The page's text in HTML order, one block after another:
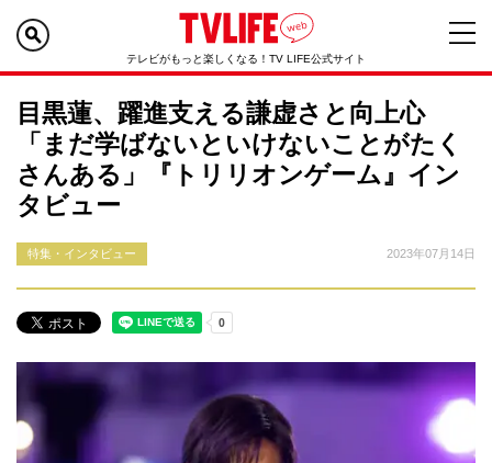
テレビがもっと楽しくなる！TV LIFE公式サイト
目黒蓮、躍進支える謙虚さと向上心
「まだ学ばないといけないことがたく
さんある」『トリリオンゲーム』イン
タビュー
特集・インタビュー 2023年07月14日